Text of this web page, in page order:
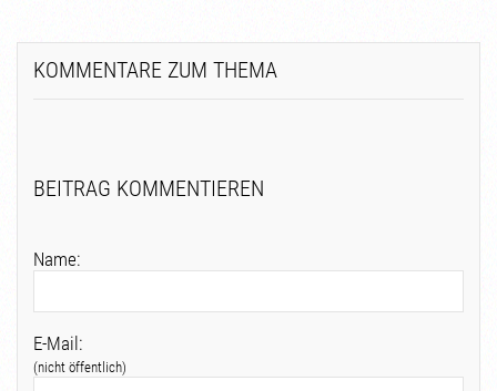
KOMMENTARE ZUM THEMA
BEITRAG KOMMENTIEREN
Name:
E-Mail:
(nicht öffentlich)